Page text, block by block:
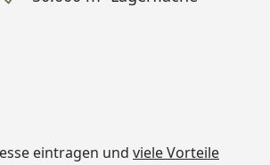
eintragen und viele Vorteile